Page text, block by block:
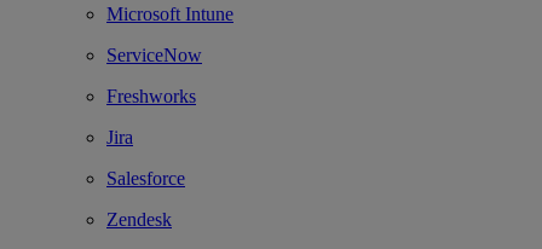
Microsoft Intune
ServiceNow
Freshworks
Jira
Salesforce
Zendesk